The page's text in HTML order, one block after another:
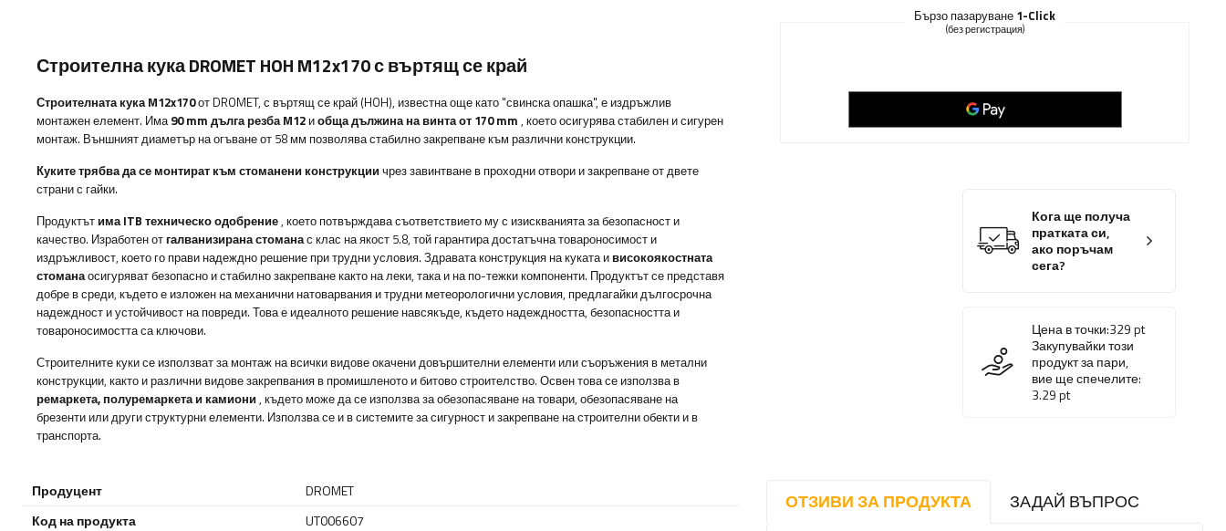
Бързо пазаруване 1-Click
(без регистрация)
Кога ще получа
пратката си,
ако поръчам
сега?
Цена в точки:329pt
Закупувайки този
продукт за пари,
вие ще спечелите:
3.29pt
ОТЗИВИ ЗА ПРОДУКТА ЗАДАЙ ВЪПРОС
Строителна кука DROMET HOH M12x170 с въртящ се край
Строителната кука M12x170от DROMET, с въртящ се край (HOH), известна още като "свинска опашка", е издръжлив
монтажен елемент. Има90 mm дълга резба M12 иобща дължина на винта от 170 mm , което осигурява стабилен и сигурен
монтаж. Външният диаметър на огъване от 58 мм позволява стабилно закрепване към различни конструкции.
Куките трябва да се монтират към стоманени конструкции чрез завинтване в проходни отвори и закрепване от двете
страни с гайки.
Продуктът има ITB техническо одобрение, което потвърждава съответствието му с изискванията за безопасност и
качество. Изработен от галванизирана стоманас клас на якост 5.8, той гарантира достатъчна товароносимост и
издръжливост, което го прави надеждно решение при трудни условия. Здравата конструкция на куката и високоякостната
стоманаосигуряват безопасно и стабилно закрепване както на леки, така и на по-тежки компоненти. Продуктът се представя
добре в среди, където е изложен на механични натоварвания и трудни метеорологични условия, предлагайки дългосрочна
надеждност и устойчивост на повреди. Това е идеалното решение навсякъде, където надеждността, безопасността и
товароносимостта са ключови.
Строителните куки се използват за монтаж на всички видове окачени довършителни елементи или съоръжения в метални
конструкции, както и различни видове закрепвания в промишленото и битово строителство. Освен това се използва в
ремаркета, полуремаркета и камиони , където може да се използва за обезопасяване на товари, обезопасяване на
брезенти или други структурни елементи. Използва се и в системите за сигурност и закрепване на строителни обекти и в
транспорта.
Продуцент
DROMET
Код на продукта
UT006607